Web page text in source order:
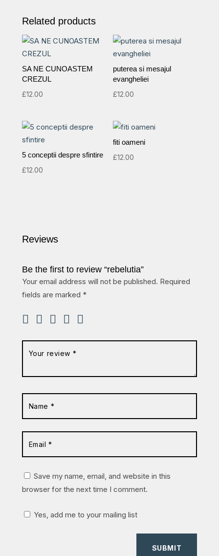
Related products
SA NE CUNOASTEM
CREZUL
£12.00
puterea si mesajul
evangheliei
£12.00
5 conceptii despre sfintire
£12.00
fiti oameni
£12.00
Reviews
Be the first to review “rebelutia”
Your email address will not be published. Required
fields are marked *
Save my name, email, and website in this
browser for the next time I comment.
Yes, add me to your mailing list
SUBMIT